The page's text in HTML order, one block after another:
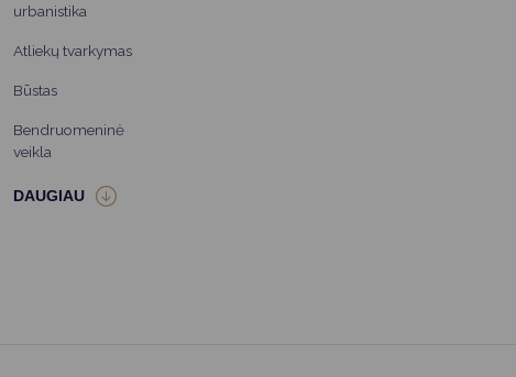
urbanistika
Atliekų tvarkymas
Būstas
Bendruomeninė
veikla